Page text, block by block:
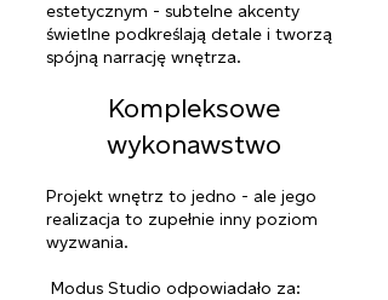
estetycznym - subtelne akcenty
świetlne podkreślają detale i tworzą
spójną narrację wnętrza.
Kompleksowe
wykonawstwo
Projekt wnętrz to jedno - ale jego
realizacja to zupełnie inny poziom
wyzwania.
Modus Studio odpowiadało za: